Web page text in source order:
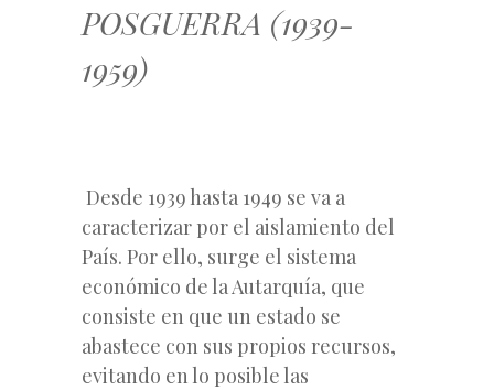
POSGUERRA (1939-
1959)
Desde 1939 hasta 1949 se va a
caracterizar por el aislamiento del
País. Por ello, surge el sistema
económico de la Autarquía, que
consiste en que un estado se
abastece con sus propios recursos,
evitando en lo posible las